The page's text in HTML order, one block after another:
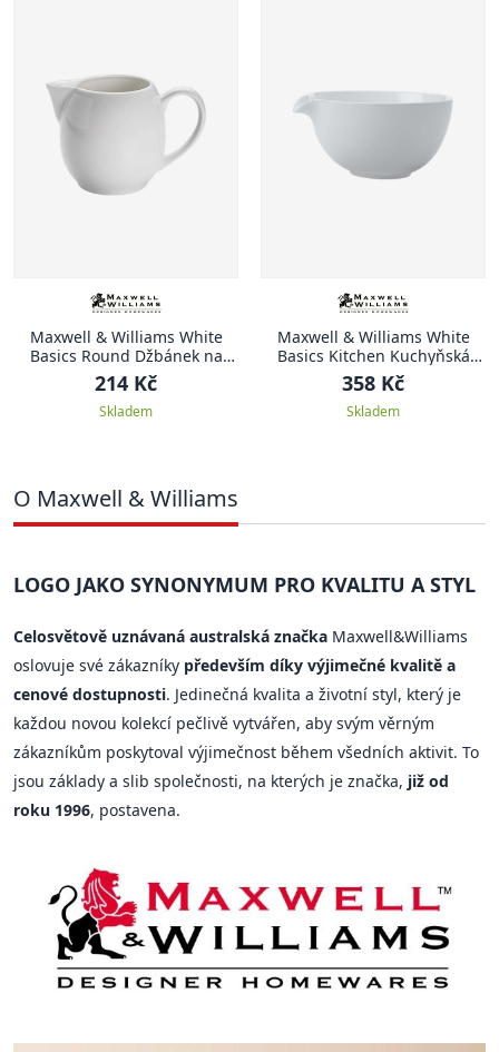
Maxwell & Williams White
Basics Round Džbánek na
mléko, White Basics Round,
295 ml
214 Kč
Skladem
Maxwell & Williams White
Basics Kitchen Kuchyňská
porcelánová mísa, White
Basics Kitchen, 18 cm
358 Kč
Skladem
O Maxwell & Williams
LOGO JAKO SYNONYMUM PRO KVALITU A STYL
Celosvětově uznávaná australská značka Maxwell&Williams
oslovuje své zákazníky především díky výjimečné kvalitě a
cenové dostupnosti. Jedinečná kvalita a životní styl, který je
každou novou kolekcí pečlivě vytvářen, aby svým věrným
zákazníkům poskytoval výjimečnost během všedních aktivit. To
jsou základy a slib společnosti, na kterých je značka, již od
roku 1996, postavena.